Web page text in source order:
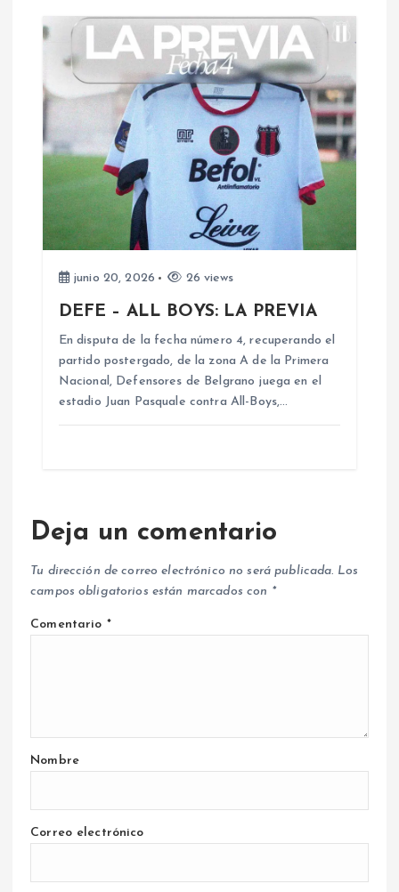
a
d
a
s
junio 20, 2026 26 views
DEFE – ALL BOYS: LA PREVIA
En disputa de la fecha número 4, recuperando el
partido postergado, de la zona A de la Primera
Nacional, Defensores de Belgrano juega en el
estadio Juan Pasquale contra All-Boys,…
Deja un comentario
Tu dirección de correo electrónico no será publicada. Los
campos obligatorios están marcados con *
Comentario *
Nombre
Correo electrónico